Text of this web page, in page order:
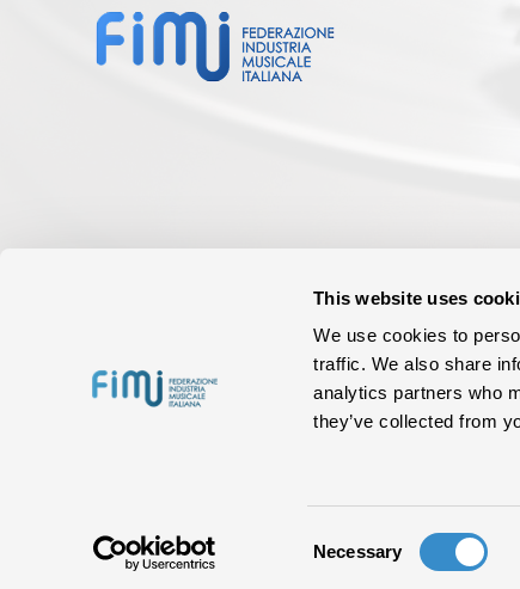
This website uses
We use cookies to
traffic. We also share
analytics partners who
they’ve collected from
Necessary